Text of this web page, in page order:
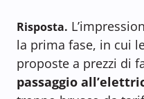
Risposta.
la prima fase, in cui
proposte a prezzi di
passaggio